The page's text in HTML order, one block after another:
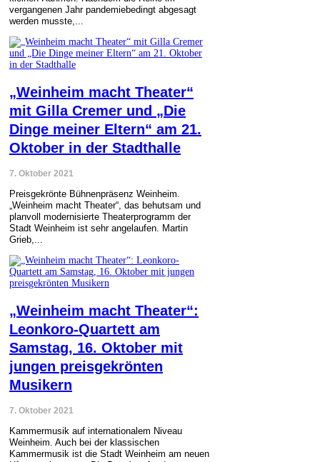
vergangenen Jahr pandemiebedingt abgesagt
werden musste,...
„Weinheim macht Theater“
mit Gilla Cremer und „Die
Dinge meiner Eltern“ am 21.
Oktober in der Stadthalle
7. Oktober 2021
Preisgekrönte Bühnenpräsenz Weinheim.
„Weinheim macht Theater“, das behutsam und
planvoll modernisierte Theaterprogramm der
Stadt Weinheim ist sehr angelaufen. Martin
Grieb,...
„Weinheim macht Theater“:
Leonkoro-Quartett am
Samstag, 16. Oktober mit
jungen preisgekrönten
Musikern
7. Oktober 2021
Kammermusik auf internationalem Niveau
Weinheim. Auch bei der klassischen
Kammermusik ist die Stadt Weinheim am neuen